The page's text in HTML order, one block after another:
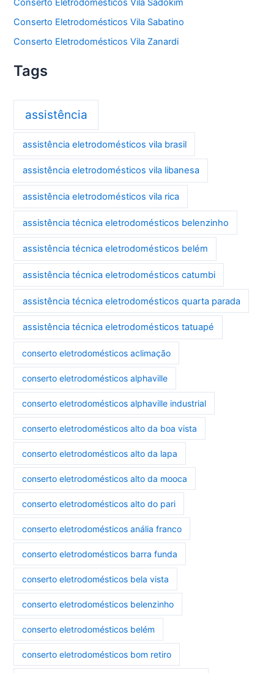
Conserto Eletrodomésticos Vila Sadokim
Conserto Eletrodomésticos Vila Sabatino
Conserto Eletrodomésticos Vila Zanardi
Tags
assistência
assistência eletrodomésticos vila brasil
assistência eletrodomésticos vila libanesa
assistência eletrodomésticos vila rica
assistência técnica eletrodomésticos belenzinho
assistência técnica eletrodomésticos belém
assistência técnica eletrodomésticos catumbi
assistência técnica eletrodomésticos quarta parada
assistência técnica eletrodomésticos tatuapé
conserto eletrodomésticos aclimação
conserto eletrodomésticos alphaville
conserto eletrodomésticos alphaville industrial
conserto eletrodomésticos alto da boa vista
conserto eletrodomésticos alto da lapa
conserto eletrodomésticos alto da mooca
conserto eletrodomésticos alto do pari
conserto eletrodomésticos anália franco
conserto eletrodomésticos barra funda
conserto eletrodomésticos bela vista
conserto eletrodomésticos belenzinho
conserto eletrodomésticos belém
conserto eletrodomésticos bom retiro